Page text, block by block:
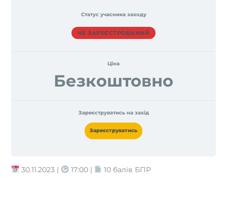
Статус учасника заходу
НЕ ЗАРЕЄСТРОВАНИЙ
Ціна
Безкоштовно
Зареєструватись на захід
Зареєструватись
30.11.2023 | 17:00 | 10 балів БПР